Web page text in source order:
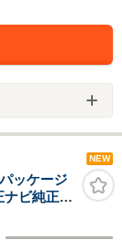
NEW
ッケージ
ナビ純正